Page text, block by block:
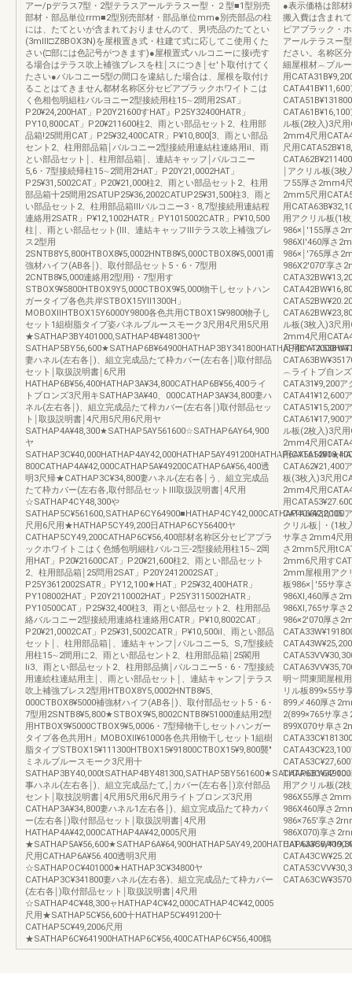
アー/pデラス7型・2型テラスアールテラスー型・２型■1型別売
部材・部品単位rrm■2型別売部材・部品単位mm●別売部品の柱
には、たてといが含まれておりませんのて、男!売品のたてとい
(3mⅢ□Z8BOX3N)を屋根置き式・柱建て式に応してこ使用くた
さい(□部には色記号がつきます)●屋根置式ハルコニーに接i売す
る場合はテラス吹上補強ブレスを柱￨スにつき￨セ′卜取付けてく
たさい●バルコニー5型の間口を違結した場合は、屋根を取付け
ることはてきません都材名称区分セビアプラックホワイトこは
く色相包明組柱バルヨニー2型接続用柱15∼2間用2SAT」
P20¥24,200HAT」P20Y21600すHAT』P25Y32400HATR」
PY10,800CAT」P20¥211600柱2、雨とい部品セット2、柱用部
品箱!25間用CAT」P25¥32,400CATR」P¥10,800[3、雨とい部品
セント2、柱用部品箱￨バルコニー2型接続用連結柱連絡用il、雨
とい部品セット￨、柱用部品箱￨、連結キャッフ￨パルコニー
5,6・7型接続帰柱15∼2間用2HAT」P20Y21,0002HAT」
P25¥31,5002CAT」P20¥21,000柱2、雨とい部品セット2、柱用
部品箱十25間用2SATUP25¥36,2002CATUP25¥31,500柱3、雨と
い部品セット2、柱用部品箱Ⅲバルコニー3・8,7型接続用連結程
連絡用2SATR」P¥12,1002HATR」PY1015002CATR」P¥10,500
柱￨、雨とい部品セット(Ⅲ、連結キャッフⅢテラス吹上補強ブレ
ス2型用
2SNTB8Y5,800HTBOX8¥5,0002HNTB8¥5,000CTBOX8¥5,0001甫
強材ハイフ(AB各￨)、取付部品セット5・6・7型用
2CNTB8¥5,000連絡用2型用}・7型用す
STBOX9¥5800HTBOX9Y5,000CTBOX9¥5,000物干しセットハン
ガータイプ各色共岸STBOX15Yll1300H」
MOBOXllHTBOX15Y6000Y9800各色共用CTBOX15¥9800物子し
セット1組樹脂タイプ姿パネルブルースモーク3尺用4尺用5尺用
★SATHAP3BY401000,SATHAP4B¥481300ヤ
妻ハネル(左右各￨)、組立完成品たて枠カバー(左右各￨)取付部品
セット￨取扱説明書￨6尺用
HATHAP6B¥56,400HATHAP3A¥34,800CATHAP6B¥56,400ライ
トブロンズ3尺用キSATHAP3A¥40、000CATHAP3A¥34,800妻ハ
ネル(左右各￨)、組立完成品たて梓カバー(左右各￨)取付部品セッ
ト￨取扱説明書￨4尺用5尺用6尺用ヤ
SATHAP4A¥48,300★SATHAP5AY561600☆SATHAP6AY64,900
ヤ
800CATHAP4A¥42,000CATHAP5A¥49200CATHAP6A¥56,400透
明3尺帰★CATHAP3C¥34,800妻ハネル(左右各￨う、組立完成品
たて枠カバー(左右各,取付部品セットⅢ取扱説明書￨4尺用
☆SATHAP4CY48,300や
SATHAP5C¥561600,SATHAP6CY64900■HATHAP4CY42,000CATHAP4C¥42,0005
尺用6尺用★HATHAP5CY49,200日ATHAP6CY56400ヤ
CATHAP5CY49,200CATHAP6C¥56,400部材名称区分セビアプラ
ックホワイトこはく色憾包明細柱バルコ三-2型接続用柱15∼2岡
用HAT」P20¥21600CAT」P20¥21,600柱2、雨とい部品セット
2、柱用部品箱￨25問用2SAT」P20Y2412002SAT」
P25Y3612002SATR」PY12,100★HAT」P25¥32,400HATR」
PY108002HAT」P20Y2110002HAT」P25Y3115002HATR」
PY10500CAT」P25¥32,400柱3、雨とい部品セット2、柱用部品
絡バルコニー2型接続用連絡柱連絡用CATR」P¥10,8002CAT」
P20¥21,0002CAT」P25¥31,5002CATR」P¥10,500il、雨とい部品
セット￨、柱用部品箱￨、連結キャンフ￨パルコニー5。S,7型接続
用柱15∼2間用に2、雨とい部品セント2、柱用部品箱￨25閣用
li3、雨とい部品セット2、柱用部品摘￨パルコニー5・6・7型接続
用連絵柱連結用主￨、雨とい部品セット￨、連結キャンフ￨テラス
吹上補強ブレス2型用HTBOX8Y5,0002HNTB8¥5、
000CTBOX8¥5000補強材ハイフ(AB各￨)、取付部品セット5・6・
7型用2SNTB8¥5,800★STBOX9¥5,8002CNTB8¥51000連結用2型
用HTBOX9¥5000CTBOX9¥5,0006・7型帰物干しセットハンガー
タイプ各色共用H」MOBOXll¥61000各色共用物干しセット1組樹
脂タイプSTBOX15¥111300HTBOX15¥91800CTBOX15¥9,800襲″
ミネルブルースモーク3尺用十
事ハネル(左右各￨)、組立完成品たて,￨カバー(左右各￨)京付部品
セント￨取技説明書￨4尺用5尺用6尺用ライトブロンズ3尺用
CATHAP3A¥34,800妻ハネル1左右各￨)、組立完成品たて枠カバ
ー(左右各￨)取付部品セット￨取扱説明書￨4尺用
HATHAP4A¥42,000CATHAP4A¥42,0005尺用
尺用CATHAP6A¥56.400透明3尺用
☆SATHAPOC¥401000★HATHAP3C¥34800ヤ
CATHAP3C¥341800妻ハネル(左右各)、組立完成品たて枠カバー
(左右各￨)取付部品セット￨取扱説明書￨4尺用
☆SATHAP4C¥48,300ャHATHAP4C¥42,000CATHAP4C¥42,0005
尺用★SATHAP5C¥56,600十HATHAP5C¥491200十
CATHAP5C¥49,2006尺用
★SATHAP6C¥641900HATHAP6C¥56,400CATHAP6C¥56,400鶴
●表示価格は部材
搬入費は含まれ
ピアブラック・
アールテラスー
ださい。名称区
細屋根材︵ブル
用
ル板(2校入)3尺
2mm4尺用
尺用
￨アクリル板(3
フ55厚さ2mm4
2mm5尺用
用
用アクリル板(1
986×￨′155厚さ
986XI′460厚さ
986×￨′765厚さ
986X2′070'享さ
ル板(3枚入)3尺用
2mm4尺用
尺用
︵ライトブ自ン
CATA31¥9,200
CATA41¥12,600
CATA51¥15,200
CATA61¥17,900
ル板(2枚入)3尺
2mm4尺用
用
CATA62¥21,400
板(3枚入)3尺用
2mm4尺用
用
CATA63¥32,100
クリル板￨・(1枚
サ享さ2mm4尺
さ2mm5尺用
2mm6尺用す
2mm屋根用アク
板986×￨′55サ享
986Xl,460厚さ
986XI,765サ享さ
986×2′070厚さ
明︶問東聞屋根
リル板899×55サ
899メ460厚さ
2(899×765サ享
899X070サ阜さ
用アクリル板(2
986X55厚さ
986X460厚さ
986×765'享さ
986X070)享さ